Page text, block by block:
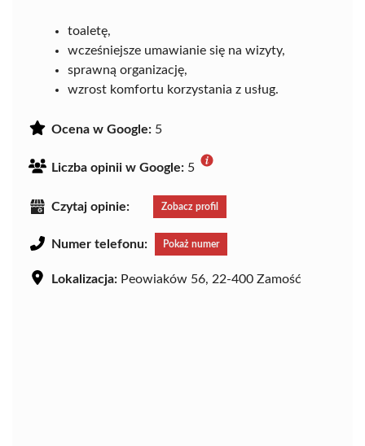
toaletę,
wcześniejsze umawianie się na wizyty,
sprawną organizację,
wzrost komfortu korzystania z usług.
Ocena w Google: 5
Liczba opinii w Google: 5
Czytaj opinie: Zobacz profil
Numer telefonu: Pokaż numer
Lokalizacja: Peowiaków 56, 22-400 Zamość